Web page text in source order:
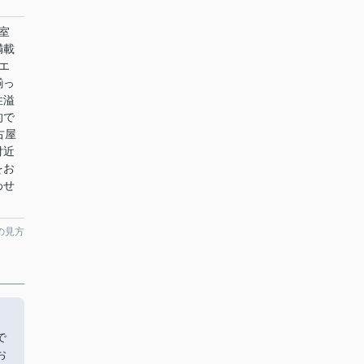
載
溢
で
屋
近
お
せ
見方